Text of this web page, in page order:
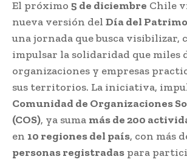
El próximo 5 de diciembre Chile
nueva versión del Día del
una jornada que busca visibilizar,
impulsar la solidaridad que miles
organizaciones y empresas
sus territorios. La iniciativa,
Comunidad de Organizaciones
(COS), ya suma más de 200
en 10 regiones del país, con más
personas registradas para